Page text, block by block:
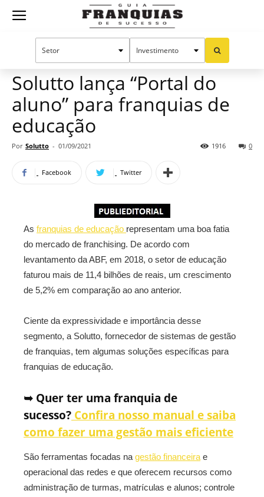
Guia
Manual do sucesso
Solutto lança “Portal do
aluno” para franquias de
educação
Por Solutto - 01/09/2021 0
1916
Facebook Twitter
As franquias de educação representam uma boa fatia
do mercado de franchising. De acordo com
levantamento da ABF, em 2018, o setor de educação
faturou mais de 11,4 bilhões de reais, um crescimento
de 5,2% em comparação ao ano anterior.
Ciente da expressividade e importância desse
segmento, a Solutto, fornecedor de sistemas de gestão
de franquias, tem algumas soluções específicas para
franquias de educação.
➥ Quer ter uma franquia de
sucesso? Confira nosso manual e saiba
como fazer uma gestão mais eficiente
São ferramentas focadas na gestão financeira e
operacional das redes e que oferecem recursos como
administração de turmas, matrículas e alunos; controle